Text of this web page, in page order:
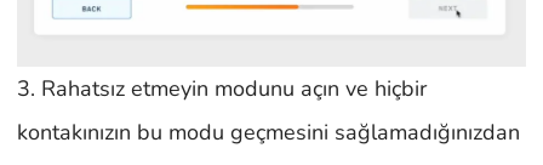
3. Rahatsız etmeyin modunu açın ve hiçbir
kontakınızın bu modu geçmesini sağlamadığınızdan